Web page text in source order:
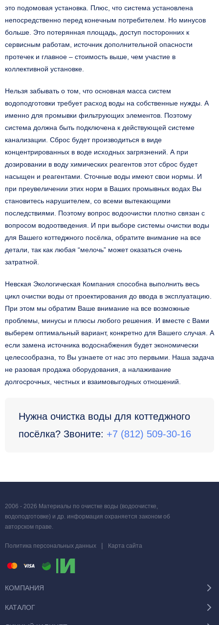
это подомовая установка. Плюс, что система установлена
непосредственно перед конечным потребителем. Но минусов
больше. Это потерянная площадь, доступ посторонних к
сервисным работам, источник дополнительной опасности
протечек и главное – стоимость выше, чем участие в
коллективной установке.
Нельзя забывать о том, что основная масса систем
водоподготовки требует расход воды на собственные нужды. А
именно для промывки фильтрующих элементов. Поэтому
система должна быть подключена к действующей системе
канализации. Сброс будет производиться в виде
концентрированных в воде исходных загрязнений. А при
дозировании в воду химических реагентов этот сброс будет
насыщен и реагентами. Сточные воды имеют свои нормы. И
при преувеличении этих норм в Ваших промывных водах Вы
становитесь нарушителем, со всеми вытекающими
последствиями. Поэтому вопрос водоочистки плотно связан с
вопросом водоотведения. И при выборе системы очистки воды
для Вашего коттеджного посёлка, обратите внимание на все
детали, так как любая “мелочь” может оказаться очень
затратной.
Невская Экологическая Компания способна выполнить весь
цикл очистки воды от проектирования до ввода в эксплуатацию.
При этом мы обратим Ваше внимание на все возможные
проблемы, минусы и плюсы любого решения. И вместе с Вами
выберем оптимальный вариант, конкретно для Вашего случая. А
если замена источника водоснабжения будет экономически
целесообразна, то Вы узнаете от нас это первыми. Наша задача
не разовая продажа оборудования, а налаживание
долгосрочных, честных и взаимовыгодных отношений.
Нужна очистка воды для коттеджного
посёлка? Звоните: +7 (812) 509-30-16
2006 - 2026 Материалы по очистке воды (водоочистке,
водоподготовке) и др. информация охраняется законом об
авторском праве.
Политика персональных данных | Карта сайта
КОМПАНИЯ
КАТАЛОГ